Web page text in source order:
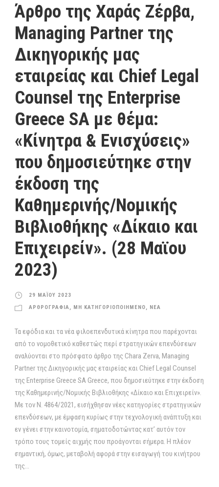
Άρθρο της Χαράς Ζέρβα,
Managing Partner της
Δικηγορικής μας
εταιρείας και Chief Legal
Counsel της Enterprise
Greece SA με θέμα:
«Κίνητρα & Ενισχύσεις»
που δημοσιεύτηκε στην
έκδοση της
Καθημερινής/Νομικής
Βιβλιοθήκης «Δίκαιο και
Επιχειρείν». (28 Μαϊου
2023)
29 ΜΑΪΟΥ 2023
ΑΡΘΡΟΓΡΑΦΙΑ, ΜΗ ΚΑΤΗΓΟΡΙΟΠΟΙΗΜΕΝΟ, ΝΕΑ
Τα εφόδια και τα νέα φιλοεπενδυτικά κίνητρα που παρέχονται
από το νομοθετικό καθεστώς περί στρατηγικών επενδύσεων
αναλύονται στο πρόσφατο άρθρο της Chara Zerva, Managing
Partner της Δικηγορικής μας εταιρείας και Chief Legal Counsel
της Enterprise Greece SA Greece, που δημοσιεύτηκε στην έκδοση
της Καθημερινής/Νομικής Βιβλιοθήκης «Δίκαιο και Επιχειρείν».
Με τον Ν. 4864/2021, εισήχθησαν νέες κατηγορίες στρατηγικών
επενδύσεων, με έμφαση κυρίως στην τεχνολογική ανάπτυξη και
εν γένει στην καινοτομία, σηματοδοτώντας κατ’ αυτόν τον
τρόπο τους τομείς αιχμής που προάγονται σήμερα. Η πλέον
σημαντική, όμως, μεταβολή αφορά στην εισαγωγή του κινήτρου
της...